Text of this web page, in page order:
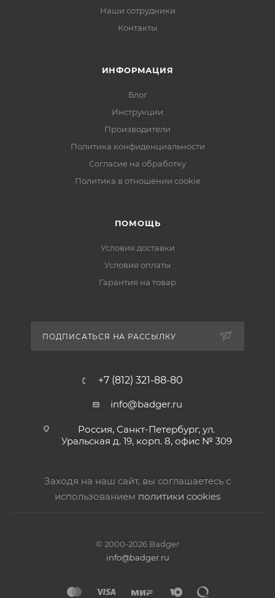
Наши сотрудники
Контакты
ИНФОРМАЦИЯ
Блог
Инструкции
Производители
Политика конфиденциальности
Согласие на обработку
Политика в отношении cookie
ПОМОЩЬ
Условия доставки
Условия оплаты
Гарантия на товар
ПОДПИСАТЬСЯ НА РАССЫЛКУ
+7 (812) 321-88-80
info@badger.ru
Россия, Санкт-Петербург, ул.
Уральская д. 19, корп. 8, офис № 309
Заходя на наш сайт, вы соглашаетесь с
использованием политики cookies
© 2000-2026 Badger
info@badger.ru